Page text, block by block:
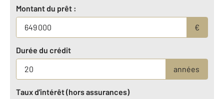
Montant du prêt :
€
Durée du crédit
années
Taux d'intérêt (hors assurances)